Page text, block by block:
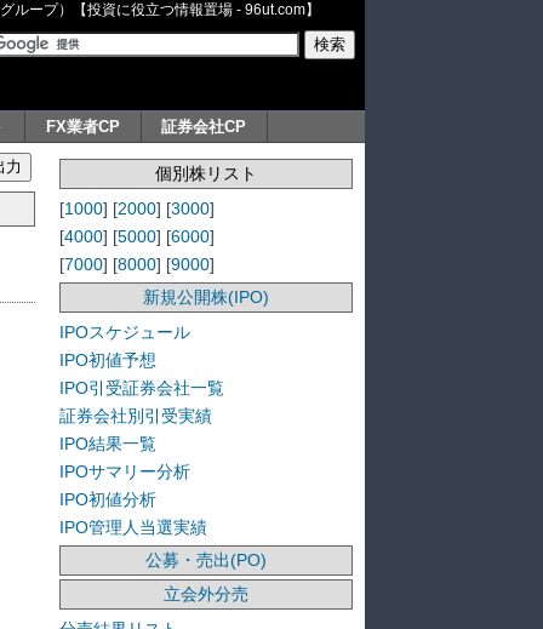
ループ）【投資に役立つ情報置場 - 96ut.com】
FX業者CP 証券会社CP
個別株リスト
[1000] [2000] [3000]
[4000] [5000] [6000]
[7000] [8000] [9000]
新規公開株(IPO)
IPOスケジュール
IPO初値予想
IPO引受証券会社一覧
証券会社別引受実績
IPO結果一覧
IPOサマリー分析
IPO初値分析
IPO管理人当選実績
公募・売出(PO)
立会外分売